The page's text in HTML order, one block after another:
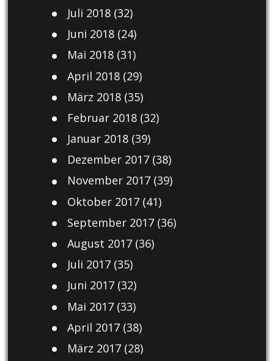
Juli 2018(32)
Juni 2018(24)
Mai 2018(31)
April 2018(29)
März 2018(35)
Februar 2018(32)
Januar 2018(39)
Dezember 2017(38)
November 2017(39)
Oktober 2017(41)
September 2017(36)
August 2017(36)
Juli 2017(35)
Juni 2017(32)
Mai 2017(33)
April 2017(38)
März 2017(28)